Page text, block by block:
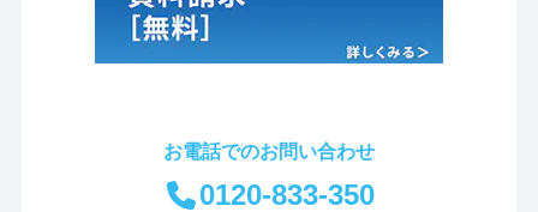
お電話でのお問い合わせ
0120-833-350